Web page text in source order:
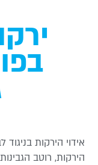
הירקות בניגוד
רוטב הגבינות